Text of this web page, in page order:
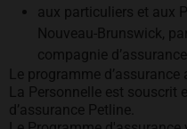
aux particuliers et aux
Nouveau-Brunswick,
compagnie
Le programme
La Personnelle est souscrit
d’assurance Petline.